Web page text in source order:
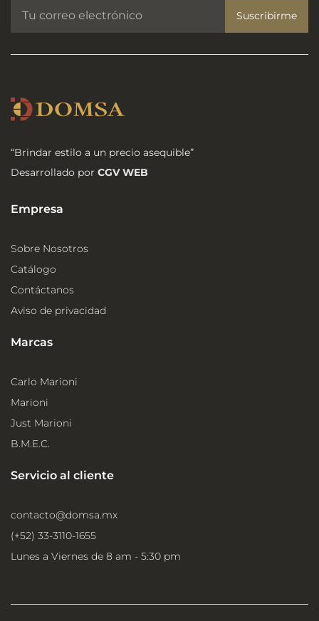
Suscribirme
“Brindar estilo a un precio asequible”
Desarrollado por CGV WEB
Empresa
Sobre Nosotros
Catálogo
Contáctanos
Aviso de privacidad
Marcas
Carlo Marioni
Marioni
Just Marioni
B.M.E.C.
Servicio al cliente
contacto@domsa.mx
(+52) 33-3110-1655
Lunes a Viernes de 8 am - 5:30 pm